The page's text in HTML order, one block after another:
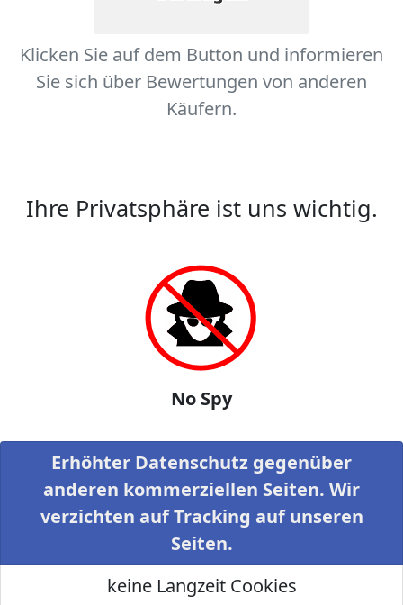
Klicken Sie auf dem Button und informieren
Sie sich über Bewertungen von anderen
Käufern.
Ihre Privatsphäre ist uns wichtig.
No Spy
Erhöhter Datenschutz gegenüber
anderen kommerziellen Seiten. Wir
verzichten auf Tracking auf unseren
Seiten.
keine Langzeit Cookies